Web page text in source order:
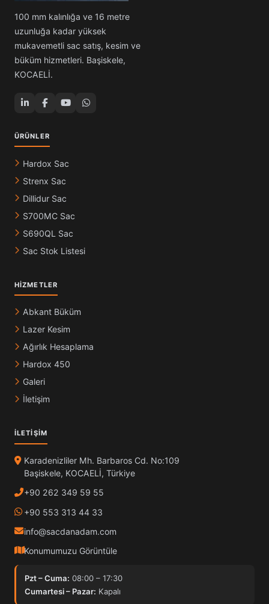
100 mm kalınlığa ve 16 metre
uzunluğa kadar yüksek
mukavemetli sac satış, kesim ve
büküm hizmetleri. Başiskele,
KOCAELİ.
ÜRÜNLER
Hardox Sac
Strenx Sac
Dillidur Sac
S700MC Sac
S690QL Sac
Sac Stok Listesi
HIZMETLER
Abkant Büküm
Lazer Kesim
Ağırlık Hesaplama
Hardox 450
Galeri
İletişim
İLETIŞIM
Karadenizliler Mh. Barbaros Cd. No:109
Başiskele, KOCAELİ, Türkiye
+90 262 349 59 55
+90 553 313 44 33
info@sacdanadam.com
Konumumuzu Görüntüle
Pzt – Cuma: 08:00 – 17:30
Cumartesi – Pazar: Kapalı